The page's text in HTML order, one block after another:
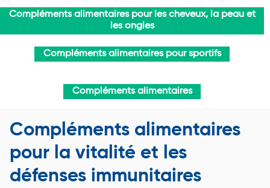
Compléments alimentaires pour les cheveux, la peau et
les ongles
Compléments alimentaires pour sportifs
Compléments alimentaires
Compléments alimentaires
pour la vitalité et les
défenses immunitaires